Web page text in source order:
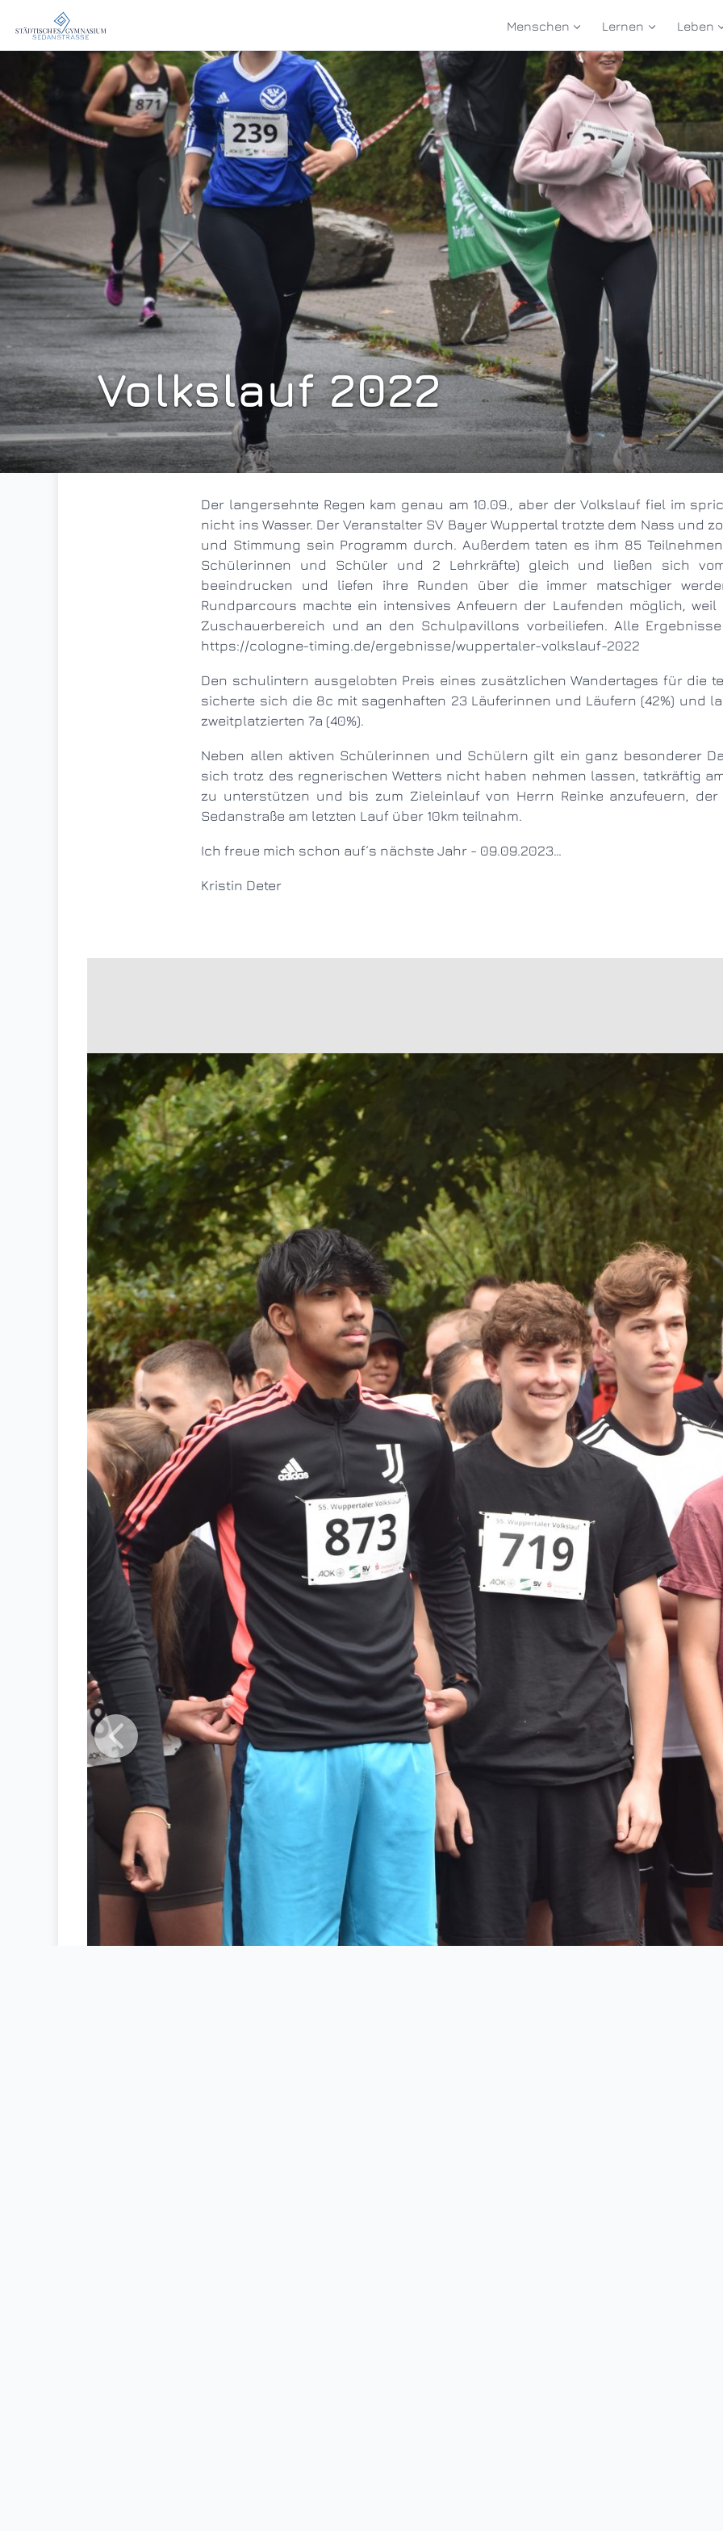
Menschen Lernen Leben
Volkslauf 2022
Der langersehnte Regen kam genau am 10.09., aber der Volkslauf fiel im sprichwörtlichen Sinne eben
nicht ins Wasser. Der Veranstalter SV Bayer Wuppertal trotzte dem Nass und
und Stimmung sein Programm durch. Außerdem taten es ihm 85
Schülerinnen und Schüler und 2 Lehrkräfte) gleich und ließen sich
beeindrucken und liefen ihre Runden über die immer matschiger
Rundparcours machte ein intensives Anfeuern der Laufenden möglich,
Zuschauerbereich und an den Schulpavillons vorbeiliefen. Alle
https://cologne-timing.de/ergebnisse/wuppertaler-volkslauf-2022
Den schulintern ausgelobten Preis eines zusätzlichen Wandertages für die teilnehmerstärkste Klasse
sicherte sich die 8c mit sagenhaften 23 Läuferinnen und Läufern (42%) und
zweitplatzierten 7a (40%).
Neben allen aktiven Schülerinnen und Schülern gilt ein ganz besonderer Dank Kim und Lour, die es
sich trotz des regnerischen Wetters nicht haben nehmen lassen, tatkräftig
zu unterstützen und bis zum Zieleinlauf von Herrn Reinke anzufeuern,
Sedanstraße am letzten Lauf über 10km teilnahm.
Ich freue mich schon auf´s nächste Jahr - 09.09.2023…
Kristin Deter
Previous